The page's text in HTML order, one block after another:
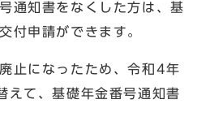
通知書をなくした方は、基
付申請ができます。
止になったため、令和4年
えて、基礎年金番号通知書